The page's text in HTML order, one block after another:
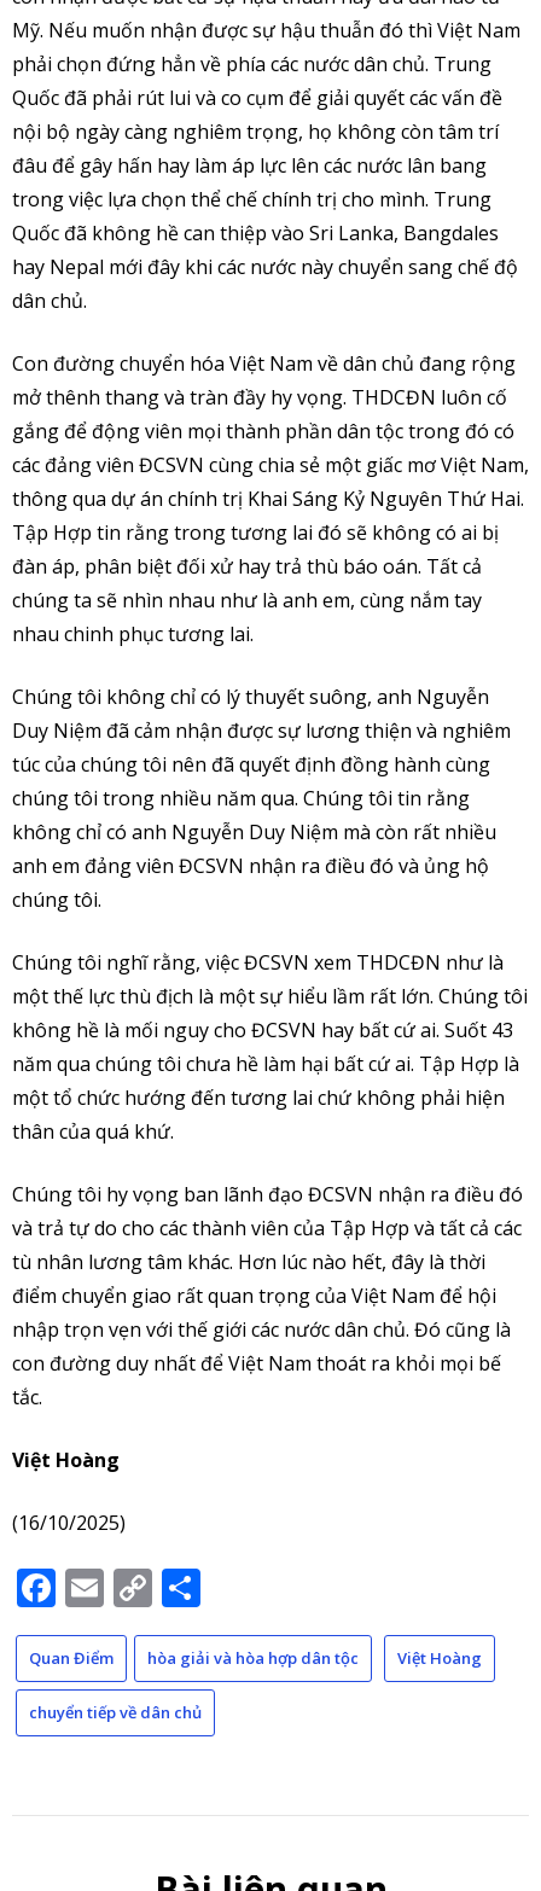
Mỹ. Nếu muốn nhận được sự hậu thuẫn đó thì Việt Nam
phải chọn đứng hẳn về phía các nước dân chủ. Trung
Quốc đã phải rút lui và co cụm để giải quyết các vấn đề
nội bộ ngày càng nghiêm trọng, họ không còn tâm trí
đâu để gây hấn hay làm áp lực lên các nước lân bang
trong việc lựa chọn thể chế chính trị cho mình. Trung
Quốc đã không hề can thiệp vào Sri Lanka, Bangdales
hay Nepal mới đây khi các nước này chuyển sang chế độ
dân chủ.
Con đường chuyển hóa Việt Nam về dân chủ đang rộng
mở thênh thang và tràn đầy hy vọng. THDCĐN luôn cố
gắng để động viên mọi thành phần dân tộc trong đó có
các đảng viên ĐCSVN cùng chia sẻ một giấc mơ Việt Nam,
thông qua dự án chính trị Khai Sáng Kỷ Nguyên Thứ Hai.
Tập Hợp tin rằng trong tương lai đó sẽ không có ai bị
đàn áp, phân biệt đối xử hay trả thù báo oán. Tất cả
chúng ta sẽ nhìn nhau như là anh em, cùng nắm tay
nhau chinh phục tương lai.
Chúng tôi không chỉ có lý thuyết suông, anh Nguyễn
Duy Niệm đã cảm nhận được sự lương thiện và nghiêm
túc của chúng tôi nên đã quyết định đồng hành cùng
chúng tôi trong nhiều năm qua. Chúng tôi tin rằng
không chỉ có anh Nguyễn Duy Niệm mà còn rất nhiều
anh em đảng viên ĐCSVN nhận ra điều đó và ủng hộ
chúng tôi.
Chúng tôi nghĩ rằng, việc ĐCSVN xem THDCĐN như là
một thế lực thù địch là một sự hiểu lầm rất lớn. Chúng tôi
không hề là mối nguy cho ĐCSVN hay bất cứ ai. Suốt 43
năm qua chúng tôi chưa hề làm hại bất cứ ai. Tập Hợp là
một tổ chức hướng đến tương lai chứ không phải hiện
thân của quá khứ.
Chúng tôi hy vọng ban lãnh đạo ĐCSVN nhận ra điều đó
và trả tự do cho các thành viên của Tập Hợp và tất cả các
tù nhân lương tâm khác. Hơn lúc nào hết, đây là thời
điểm chuyển giao rất quan trọng của Việt Nam để hội
nhập trọn vẹn với thế giới các nước dân chủ. Đó cũng là
con đường duy nhất để Việt Nam thoát ra khỏi mọi bế
tắc.
Việt Hoàng
(16/10/2025)
Facebook
Email
Copy
Link
Quan Điểm hòa giải và hòa hợp dân tộc Việt Hoàng
chuyển tiếp về dân chủ